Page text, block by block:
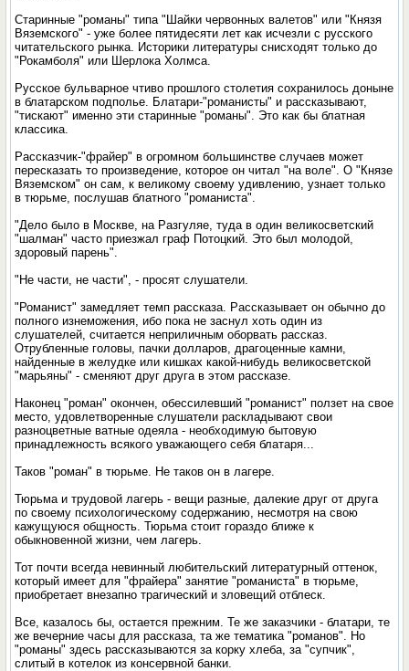
Старинные "романы" типа "Шайки червонных валетов" или "Князя
Вяземского" - уже более пятидесяти лет как исчезли с русского
читательского рынка. Историки литературы снисходят только до
"Рокамболя" или Шерлока Холмса.
Русское бульварное чтиво прошлого столетия сохранилось доныне
в блатарском подполье. Блатари-"романисты" и рассказывают,
"тискают" именно эти старинные "романы". Это как бы блатная
классика.
Рассказчик-"фрайер" в огромном большинстве случаев может
пересказать то произведение, которое он читал "на воле". О "Князе
Вяземском" он сам, к великому своему удивлению, узнает только
в тюрьме, послушав блатного "романиста".
"Дело было в Москве, на Разгуляе, туда в один великосветский
"шалман" часто приезжал граф Потоцкий. Это был молодой,
здоровый парень".
"Не части, не части", - просят слушатели.
"Романист" замедляет темп рассказа. Рассказывает он обычно до
полного изнеможения, ибо пока не заснул хоть один из
слушателей, считается неприличным оборвать рассказ.
Отрубленные головы, пачки долларов, драгоценные камни,
найденные в желудке или кишках какой-нибудь великосветской
"марьяны" - сменяют друг друга в этом рассказе.
Наконец "роман" окончен, обессилевший "романист" ползет на свое
место, удовлетворенные слушатели раскладывают свои
разноцветные ватные одеяла - необходимую бытовую
принадлежность всякого уважающего себя блатаря...
Таков "роман" в тюрьме. Не таков он в лагере.
Тюрьма и трудовой лагерь - вещи разные, далекие друг от друга
по своему психологическому содержанию, несмотря на свою
кажущуюся общность. Тюрьма стоит гораздо ближе к
обыкновенной жизни, чем лагерь.
Тот почти всегда невинный любительский литературный оттенок,
который имеет для "фрайера" занятие "романиста" в тюрьме,
приобретает внезапно трагический и зловещий отблеск.
Все, казалось бы, остается прежним. Те же заказчики - блатари, те
же вечерние часы для рассказа, та же тематика "романов". Но
"романы" здесь рассказываются за корку хлеба, за "супчик",
слитый в котелок из консервной банки.